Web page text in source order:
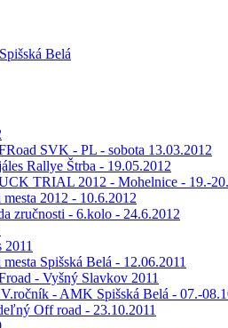
Belá
SVK - PL - sobota 13.03.2012
Rallye Štrba - 19.05.2012
TRIAL 2012 - Mohelnice - 19.-
2012 - 10.6.2012
zručnosti - 6.kolo - 24.6.2012
2011
Spišská Belá - 12.06.2011
- Vyšný Slavkov 2011
- AMK Spišská Belá - 07.-
Off road - 23.10.2011